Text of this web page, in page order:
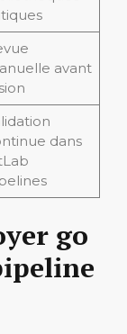
avant
dans
go